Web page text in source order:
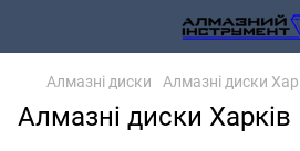
Алмазні диски Алмазні диски
Алмазні диски Харків